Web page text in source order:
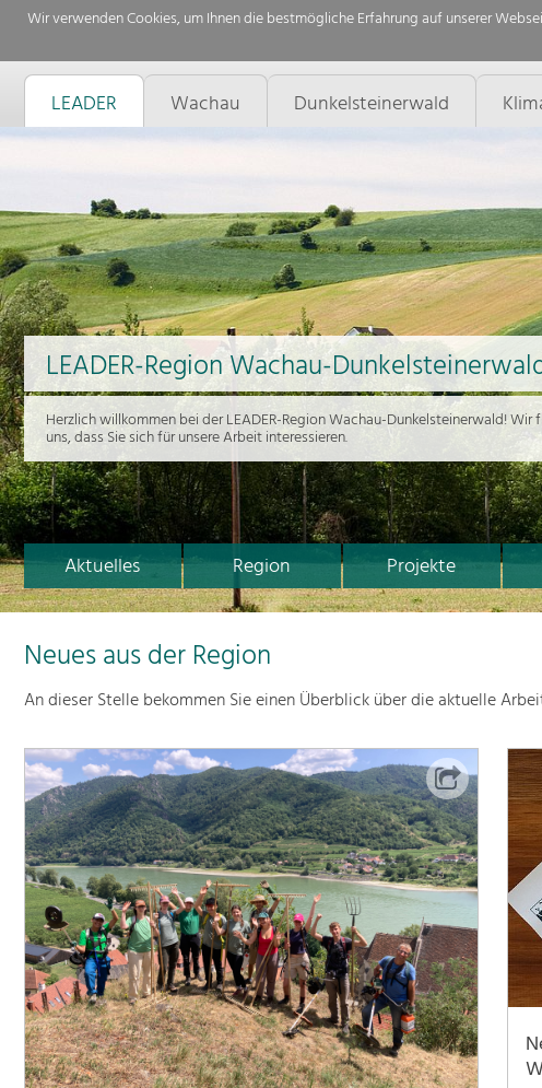
Wir verwenden Cookies, um Ihnen die bestmögliche Erfahrung auf unserer
LEADER Wachau Dunkelsteinerwald
Aktuelles Region Projekte
LEADER-Region Wachau-
Herzlich willkommen bei der LEADER-Region Wachau-Dunkelsteinerwald! Wir
uns, dass Sie sich für unsere Arbeit interessieren.
Neues aus der Region
An dieser Stelle bekommen Sie einen Überblick über die aktuelle